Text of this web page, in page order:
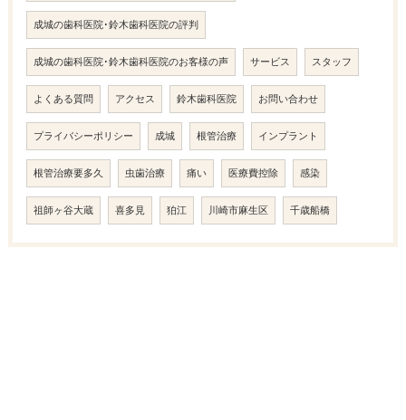
成城の歯科医院･鈴木歯科医院の評判
成城の歯科医院･鈴木歯科医院のお客様の声 サービス スタッフ
よくある質問 アクセス 鈴木歯科医院 お問い合わせ
プライバシーポリシー 成城 根管治療 インプラント
根管治療要多久 虫歯治療 痛い 医療費控除 感染
祖師ヶ谷大蔵 喜多見 狛江 川崎市麻生区 千歳船橋